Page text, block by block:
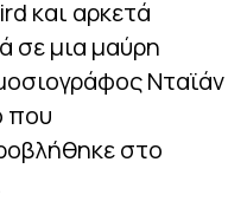
και αρκετά
σε μια μαύρη
Νταϊάν
που
στο